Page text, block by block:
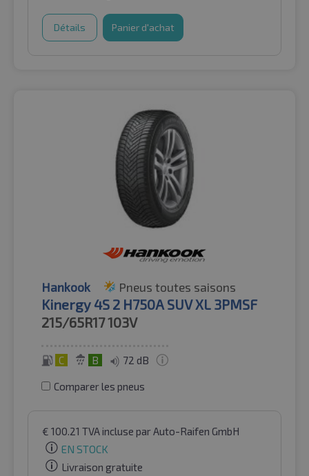
Détails Panier d'achat
Hankook Pneus toutes saisons
Kinergy 4S 2 H750A SUV XL 3PMSF
215/65R17103V
C B 72 dB
Comparer les pneus
€ 100.21 TVA incluse par Auto-Raifen GmbH
EN STOCK
Livraison gratuite